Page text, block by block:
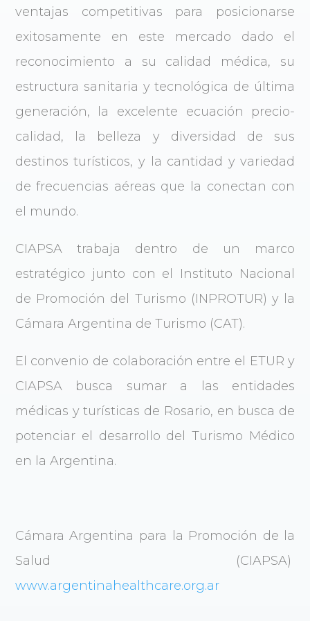
ventajas competitivas para posicionarse
exitosamente en este mercado dado el
reconocimiento a su calidad médica, su
estructura sanitaria y tecnológica de última
generación, la excelente ecuación precio-
calidad, la belleza y diversidad de sus
destinos turísticos, y la cantidad y variedad
de frecuencias aéreas que la conectan con
el mundo.
CIAPSA trabaja dentro de un marco
estratégico junto con el Instituto Nacional
de Promoción del Turismo (INPROTUR) y la
Cámara Argentina de Turismo (CAT).
El convenio de colaboración entre el ETUR y
CIAPSA busca sumar a las entidades
médicas y turísticas de Rosario, en busca de
potenciar el desarrollo del Turismo Médico
en la Argentina.
Cámara Argentina para la Promoción de la
Salud (CIAPSA)
www.argentinahealthcare.org.ar